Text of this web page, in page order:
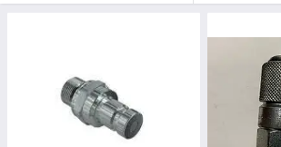
Чому клієнти вибирають
обладнання для
гідравліки від ТОВ
ПАРТС»